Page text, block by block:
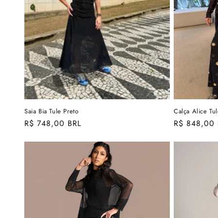
o
:
Saia Bia Tule Preto
Preço
R$ 748,00 BRL
Calça Alice
Preço
R$ 848,00